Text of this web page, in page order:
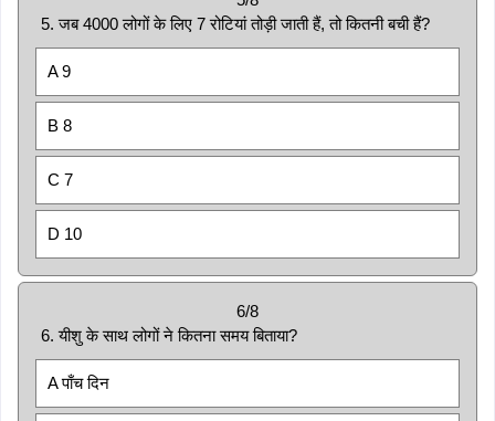
5. जब 4000 लोगों के लिए 7 रोटियां तोड़ी जाती हैं, तो कितनी बची हैं?
A 9
B 8
C 7
D 10
6/8
6. यीशु के साथ लोगों ने कितना समय बिताया?
A पाँच दिन